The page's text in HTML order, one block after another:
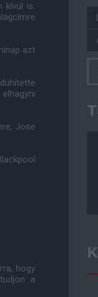
kívül is.
azt
Jose
hogy
a